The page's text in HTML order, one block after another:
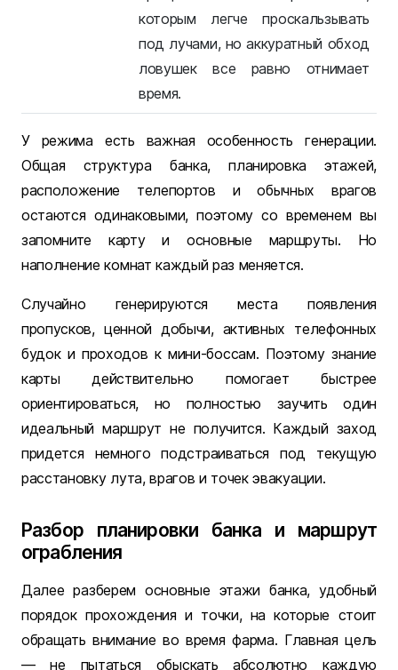
которым легче проскальзывать
под лучами, но аккуратный обход
ловушек все равно отнимает
время.
У режима есть важная особенность генерации.
Общая структура банка, планировка этажей,
расположение телепортов и обычных врагов
остаются одинаковыми, поэтому со временем вы
запомните карту и основные маршруты. Но
наполнение комнат каждый раз меняется.
Случайно генерируются места появления
пропусков, ценной добычи, активных телефонных
будок и проходов к мини-боссам. Поэтому знание
карты действительно помогает быстрее
ориентироваться, но полностью заучить один
идеальный маршрут не получится. Каждый заход
придется немного подстраиваться под текущую
расстановку лута, врагов и точек эвакуации.
Разбор планировки банка и маршрут
ограбления
Далее разберем основные этажи банка, удобный
порядок прохождения и точки, на которые стоит
обращать внимание во время фарма. Главная цель
— не пытаться обыскать абсолютно каждую